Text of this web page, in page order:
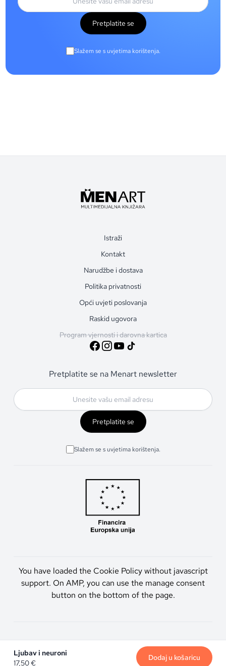
Pretplatite se
Slažem se s uvjetima korištenja.
Ljubav i neuroni
17,50€
Dodaj u košaricu
Istraži
Kontakt
Narudžbe i dostava
Politika privatnosti
Opći uvjeti poslovanja
Raskid ugovora
Program vjernosti i darovna kartica
Pretplatite se na Menart newsletter
Pretplatite se
Slažem se s uvjetima korištenja.
You have loaded the Cookie Policy without javascript
support. On AMP, you can use the manage consent
button on the bottom of the page.
Artmen d.o.o. © 2026. Sva prava pridržana.